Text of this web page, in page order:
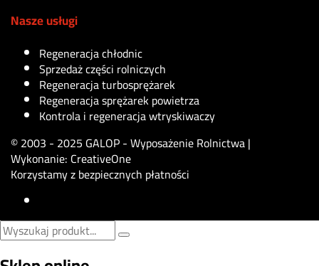
Nasze usługi
Regeneracja chłodnic
Sprzedaż części rolniczych
Regeneracja turbosprężarek
Regeneracja sprężarek powietrza
Kontrola i regeneracja wtryskiwaczy
© 2003 - 2025 GALOP - Wyposażenie Rolnictwa |
Wykonanie: CreativeOne
Korzystamy z bezpiecznych płatności